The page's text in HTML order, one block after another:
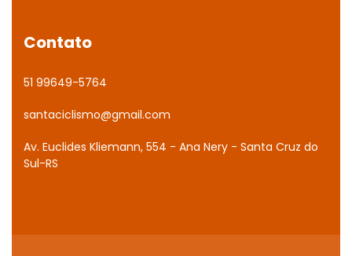
Contato
51 99649-5764
santaciclismo@gmail.com
Av. Euclides Kliemann, 554 - Ana Nery - Santa Cruz do
Sul-RS